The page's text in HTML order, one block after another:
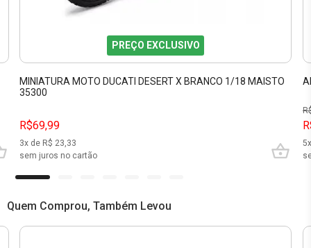
PREÇO EXCLUSIVO
MINIATURA MOTO DUCATI DESERT X BRANCO 1/18 MAISTO
35300
R$69,99
3x de R$ 23,33
sem juros no cartão
5
Quem Comprou, Também Levou